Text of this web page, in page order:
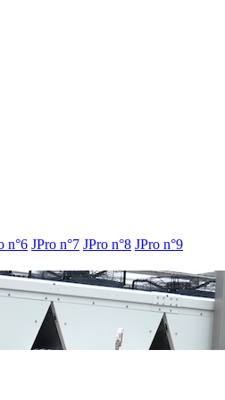
n°6 JPro n°7 JPro n°8 JPro n°9